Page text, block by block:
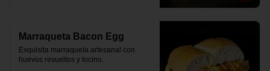
Marraqueta Bacon Egg
Exquisita marraqueta artesanal con
huevos revueltos y tocino.